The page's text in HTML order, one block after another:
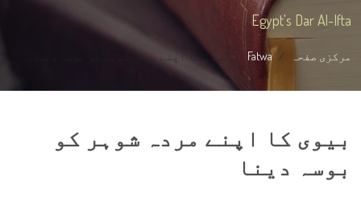
Egypt's Dar Al-Ifta
مرکزی صفحہ Fatwa بیوی کا اپنے مردہ شوہر کو بوسہ دینا...
بیوی کا اپنے مردہ شوہر کو
بوسہ دینا